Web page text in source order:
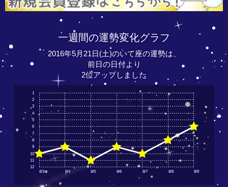
一週間の運勢変化グラフ
2016年5月21日(土)のいて座の運勢は、
前日の日付より
2位アップしました
8/3 8/4 8/5 8/6 8/7 8/8 8/9
12
11
10
9
8
7
6
5
4
3
2
1